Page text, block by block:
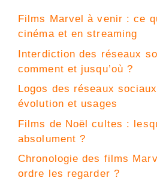
Films Marvel à venir : ce
cinéma et en streaming
Interdiction des réseaux
comment et jusqu’où ?
Logos des réseaux
évolution et usages
Films de Noël cultes :
absolument ?
Chronologie des films
ordre les regarder ?